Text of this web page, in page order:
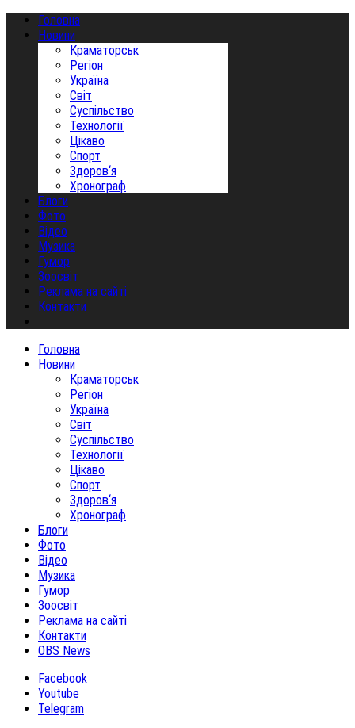
Головна
Новини
Краматорськ
Регіон
Україна
Світ
Суспільство
Технології
Цікаво
Спорт
Здоров‘я
Хронограф
Блоги
Фото
Відео
Музика
Гумор
Зоосвіт
Реклама на сайті
Контакти
Головна
Новини
Краматорськ
Регіон
Україна
Світ
Суспільство
Технології
Цікаво
Спорт
Здоров‘я
Хронограф
Блоги
Фото
Відео
Музика
Гумор
Зоосвіт
Реклама на сайті
Контакти
OBS News
Facebook
Youtube
Telegram